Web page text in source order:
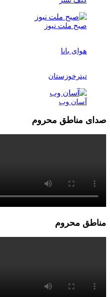
صبح ملت نیوز
هوای بانا
تیترخوزستان
آسان وب
صدای مناطق محروم
مناطق محروم